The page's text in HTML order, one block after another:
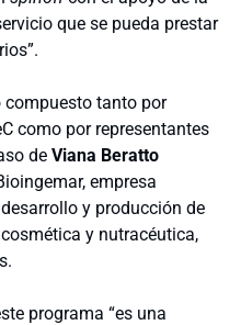
que se pueda prestar
compuesto tanto por
como por representantes
de Viana Beratto
empresa
y producción de
y nutracéutica,
programa “es una